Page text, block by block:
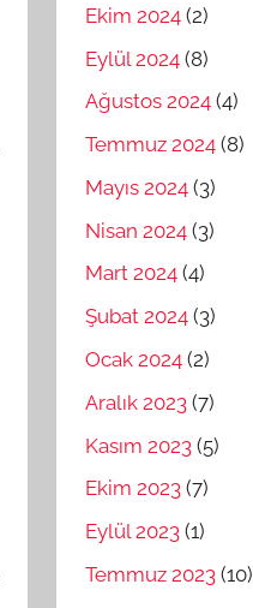
Ekim 2024 (2)
Eylül 2024 (8)
Ağustos 2024 (4)
Temmuz 2024 (8)
Mayıs 2024 (3)
Nisan 2024 (3)
Mart 2024 (4)
Şubat 2024 (3)
Ocak 2024 (2)
Aralık 2023 (7)
Kasım 2023 (5)
Ekim 2023 (7)
Eylül 2023 (1)
Temmuz 2023 (10)